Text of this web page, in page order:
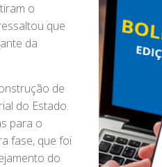
o
que
da
de
do Estado.
para o
fase, que foi
do